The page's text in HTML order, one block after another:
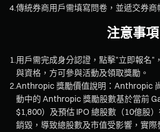
4.傳統券商用戶需填寫問卷，並遞交券商
注意事項
1.用戶需完成身分認證，點擊"立即報名"
與資格，方可參與活動及領取獎勵。
2.Anthropic 獎勵價值說明：Anthropic
動中的 Anthropic 獎勵股數基於當前
$1,800）及預估 IPO 總股數（10億股
銷毀，導致總股數及市值受影響，實